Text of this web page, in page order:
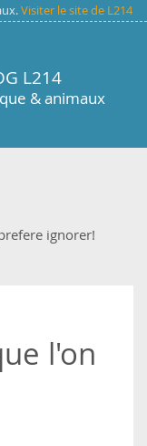
Visiter le site de L214
L214
& animaux
ignorer!
l'on